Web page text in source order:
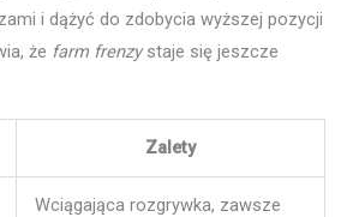
i dążyć do zdobycia wyższej pozycji
że farm frenzystaje się jeszcze
Zalety
Wciągająca rozgrywka, zawsze